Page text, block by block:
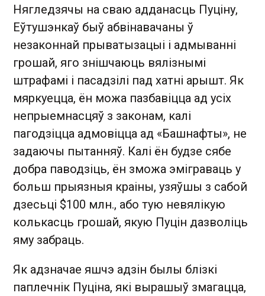
Нягледзячы на сваю адданасць Пуціну,
Еўтушэнкаў быў абвінавачаны ў
незаконнай прыватызацыі і адмыванні
грошай, яго знішчаюць вялізнымі
штрафамі і пасадзілі пад хатні арышт. Як
мяркуецца, ён можа пазбавіцца ад усіх
непрыемнасцяў з законам, калі
пагодзіцца адмовіцца ад «Башнафты», не
задаючы пытанняў. Калі ён будзе сябе
добра паводзіць, ён зможа эміграваць у
больш прыязныя краіны, узяўшы з сабой
дзесьці $100 млн., або тую невялікую
колькасць грошай, якую Пуцін дазволіць
яму забраць.
Як адзначае яшчэ адзін былы блізкі
паплечнік Пуціна, які вырашыў змагацца,